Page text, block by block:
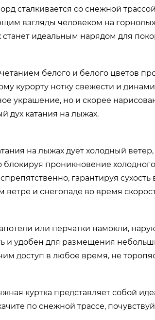
сталкивается со снежной
взгляды человеком на
станет идеальным нарядом для
белого и белого цветов
курорту нотку свежести и
украшение, но и скорее
дух катания на лыжах.
на лыжах дует холодный
проникновение
гарантируя
ветре и снегопаде во время
или перчатки намокли,
и удобен для размещения
доступ в любое время, не
куртка представляет собой
по снежной трассе,